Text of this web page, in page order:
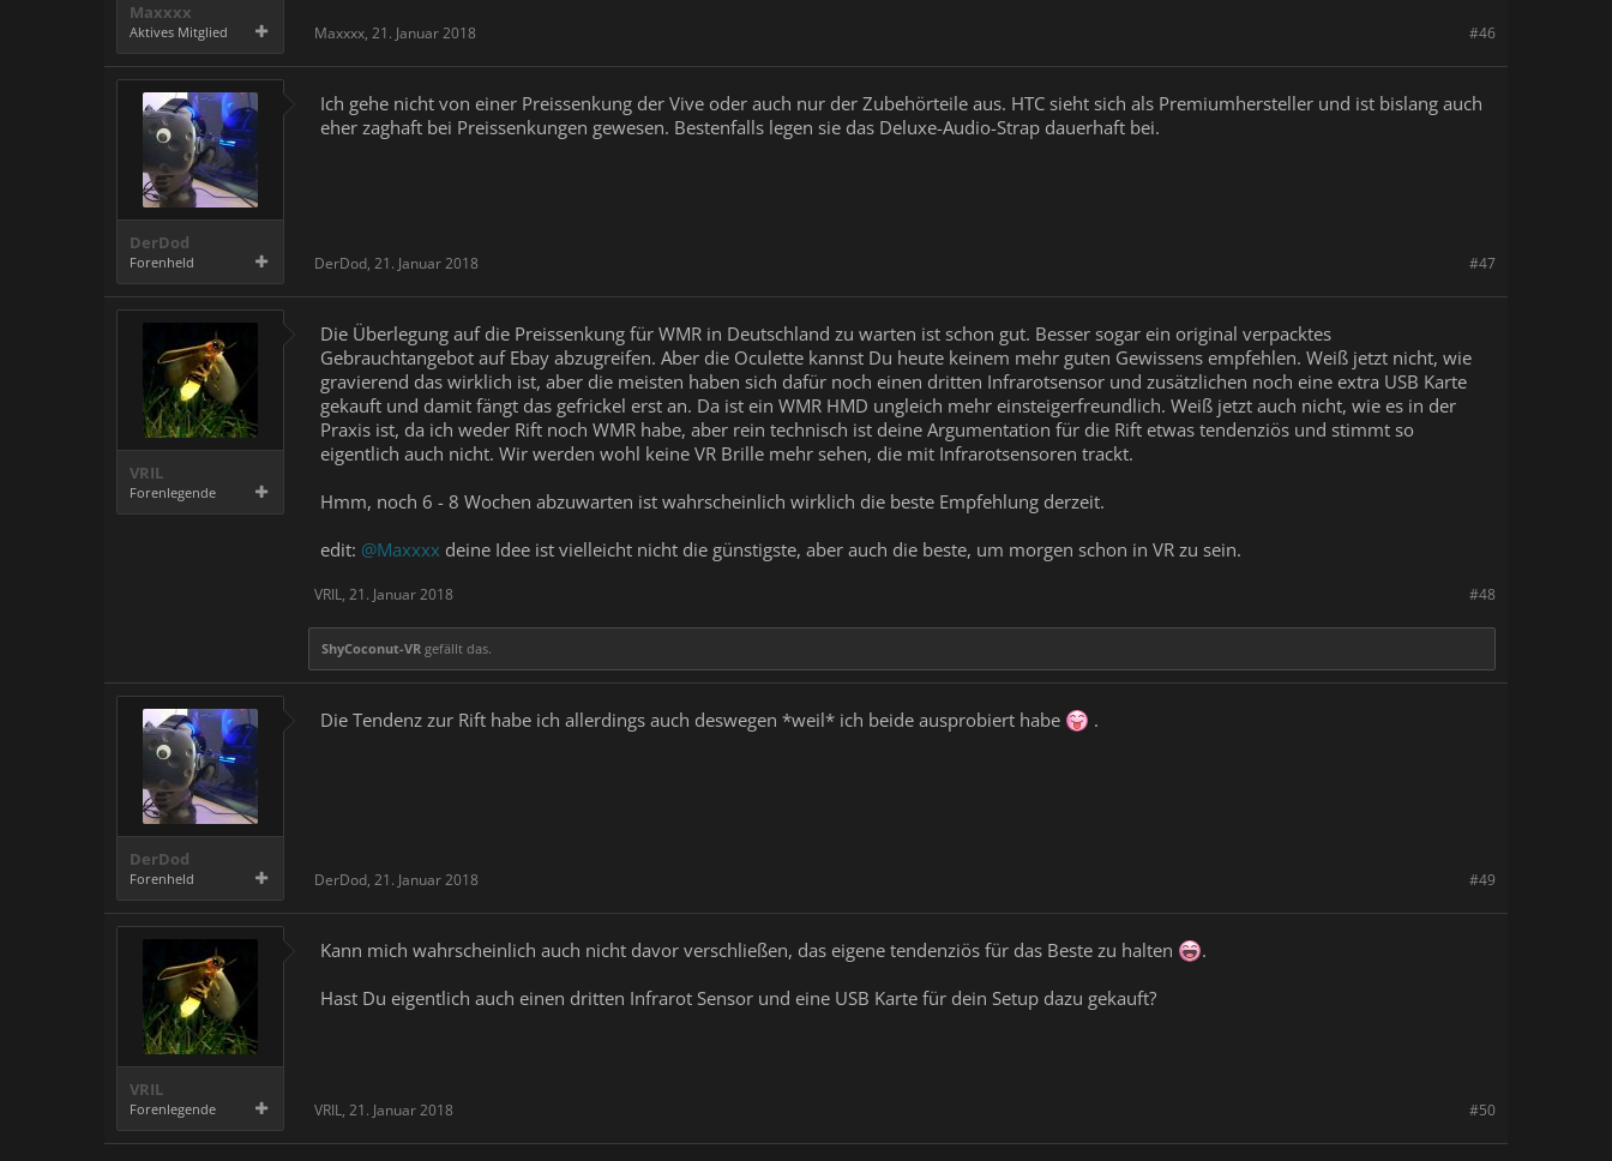
Maxxxx
Aktives Mitglied #46
Maxxxx, 21. Januar 2018
DerDod
Forenheld
Ich gehe nicht von einer Preissenkung der Vive oder auch nur der Zubehörteile aus. HTC sieht sich als Premiumhersteller und ist bislang auch
eher zaghaft bei Preissenkungen gewesen. Bestenfalls legen sie das Deluxe-Audio-Strap dauerhaft bei.
#47
DerDod, 21. Januar 2018
VRIL
Forenlegende
Die Überlegung auf die Preissenkung für WMR in Deutschland zu warten ist schon gut. Besser sogar ein original verpacktes
Gebrauchtangebot auf Ebay abzugreifen. Aber die Oculette kannst Du heute keinem mehr guten Gewissens empfehlen. Weiß jetzt nicht, wie
gravierend das wirklich ist, aber die meisten haben sich dafür noch einen dritten Infrarotsensor und zusätzlichen noch eine extra USB Karte
gekauft und damit fängt das gefrickel erst an. Da ist ein WMR HMD ungleich mehr einsteigerfreundlich. Weiß jetzt auch nicht, wie es in der
Praxis ist, da ich weder Rift noch WMR habe, aber rein technisch ist deine Argumentation für die Rift etwas tendenziös und stimmt so
eigentlich auch nicht. Wir werden wohl keine VR Brille mehr sehen, die mit Infrarotsensoren trackt.
Hmm, noch 6 - 8 Wochen abzuwarten ist wahrscheinlich wirklich die beste Empfehlung derzeit.
edit: @Maxxxx deine Idee ist vielleicht nicht die günstigste, aber auch die beste, um morgen schon in VR zu sein.
#48
VRIL, 21. Januar 2018
ShyCoconut-VR gefällt das.
DerDod
Forenheld
Die Tendenz zur Rift habe ich allerdings auch deswegen *weil* ich beide ausprobiert habe .
#49
DerDod, 21. Januar 2018
VRIL
Forenlegende
Kann mich wahrscheinlich auch nicht davor verschließen, das eigene tendenziös für das Beste zu halten
.
Hast Du eigentlich auch einen dritten Infrarot Sensor und eine USB Karte für dein Setup dazu gekauft?
#50
VRIL, 21. Januar 2018